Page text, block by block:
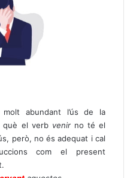
abundant l’ús de la
què el verb venirno té el
però, no és adequat i cal
com el present